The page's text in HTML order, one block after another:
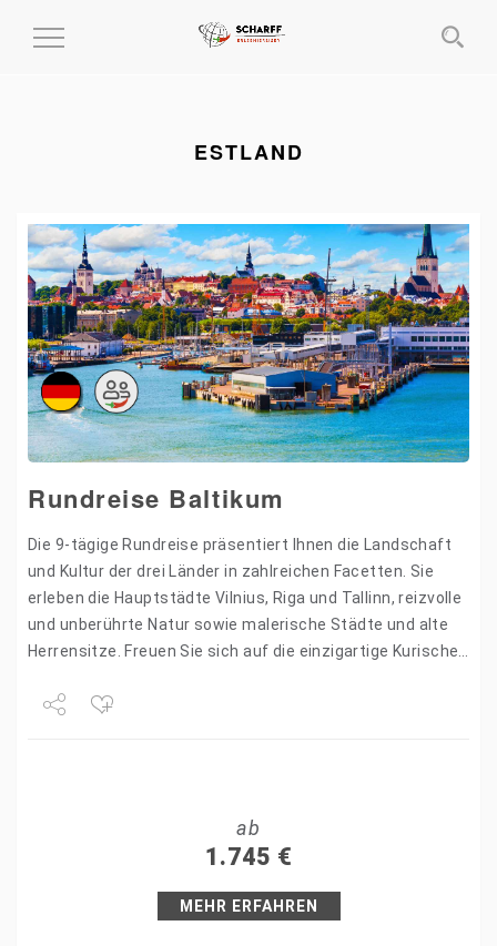
MENÜ
ESTLAND
Rundreise Baltikum
Die 9-tägige Rundreise präsentiert Ihnen die Landschaft
und Kultur der drei Länder in zahlreichen Facetten. Sie
erleben die Hauptstädte Vilnius, Riga und Tallinn, reizvolle
und unberührte Natur sowie malerische Städte und alte
Herrensitze. Freuen Sie sich auf die einzigartige Kurische…
ab
1.745 €
MEHR ERFAHREN